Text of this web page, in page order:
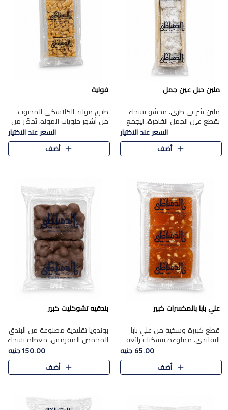
ملبن حبل عين جمل
ملبن شرقي طري، محشو بسخاء
بقطع عين الجمل الفاخرة، ليجمع
بين القوام الناعم وقرمشة الجوز
في مذاق شرقي أصيل.
السعر عند الاختيار
أضف
فولية
طبق موليد الكلاسكي المحبوب
من أشهر حلويات المولد، تُحضّر من
فول سوداني محمص بعناية
ومغلف بطبقة رقيقة من السكر
المكرمل، لتمنحك قرمشة أصيلة
السعر عند الاختيار
أضف
علي بابا بالمكسرات كبير
قطع كبيرة وسخية من علي بابا
التقليدي، مملوءة بتشكيلة رائعة
من المكسرات المحمصة المحمرة.
65.00 جنيه
أضف
بندقيه تشوكليت كبير
بوندويا تقليدية مصنوعة من البندق
المحمص المقرمش، مغطاة بسخاء
بشوكولاتة فاخرة غنية لتحقيق
التوازن المثالي بين قوام القرمشة
ونكهة الشوكولاتة ا..
150.00 جنيه
أضف